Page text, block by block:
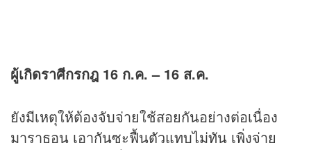
ผู้เกิดราศีกรกฎ 16 ก.ค. – 16 ส.ค.
ยังมีเหตุให้ต้องจับจ่ายใช้สอยกันอย่างต่อเนื่อง
มาราธอน เอากันซะฟื้นตัวแทบไม่ทัน เพิ่งจ่าย